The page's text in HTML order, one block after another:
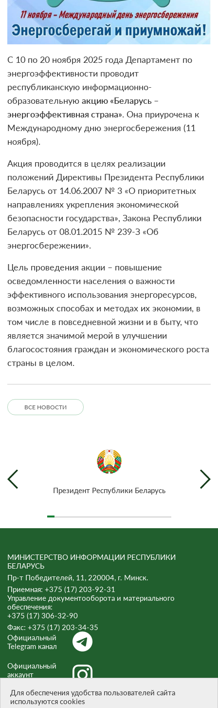
С 10 по 20 ноября 2025 года Департамент по
энергоэффективности проводит
республиканскую информационно-
образовательную акцию «Беларусь –
энергоэффективная страна». Она приурочена к
Международному дню энергосбережения (11
ноября).
Акция проводится в целях реализации
положений Директивы Президента Республики
Беларусь от 14.06.2007 № 3 «О приоритетных
направлениях укрепления экономической
безопасности государства», Закона Республики
Беларусь от 08.01.2015 № 239-З «Об
энергосбережении».
Цель проведения акции – повышение
осведомленности населения о важности
эффективного использования энергоресурсов,
возможных способах и методах их экономии, в
том числе в повседневной жизни и в быту, что
является значимой мерой в улучшении
благосостояния граждан и экономического роста
страны в целом.
ВСЕ НОВОСТИ
Президент Республики Беларусь
МИНИСТЕРСТВО ИНФОРМАЦИИ РЕСПУБЛИКИ
БЕЛАРУСЬ
Пр-т Победителей, 11, 220004, г. Минск.
Приемная: +375 (17) 203-92-31
Управление документооборота и материального
обеспечения:
+375 (17) 306-32-90
Факс: +375 (17) 203-34-35
Официальный
Telegram канал
Официальный
аккаунт
Официальный
Для обеспечения удобства пользователей сайта
используются cookies